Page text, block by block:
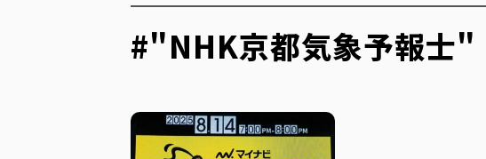
#"NHK京都気象予報士"